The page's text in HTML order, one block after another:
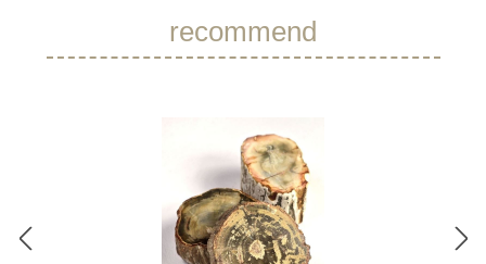
recommend